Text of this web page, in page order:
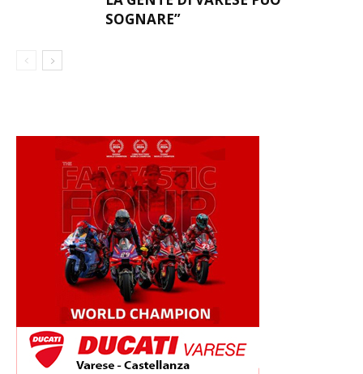
SOGNARE”